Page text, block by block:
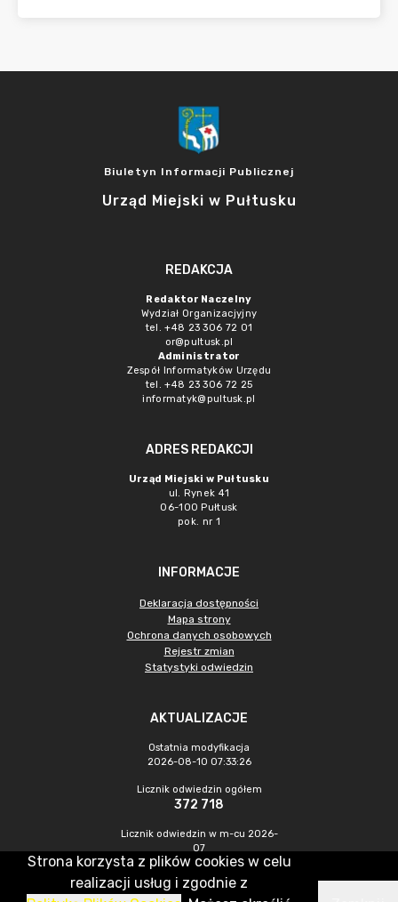
Biuletyn Informacji Publicznej
Urząd Miejski w Pułtusku
REDAKCJA
Redaktor Naczelny
Wydział Organizacjyjny
tel. +48 23 306 72 01
or@pultusk.pl
Administrator
Zespół Informatyków Urzędu
tel. +48 23 306 72 25
informatyk@pultusk.pl
ADRES REDAKCJI
Urząd Miejski w Pułtusku
ul. Rynek 41
06-100 Pułtusk
pok. nr 1
INFORMACJE
Deklaracja dostępności
Mapa strony
Ochrona danych osobowych
Rejestr zmian
Statystyki odwiedzin
AKTUALIZACJE
Ostatnia modyfikacja
2026-08-10 07:33:26
Licznik odwiedzin ogółem
372 718
Licznik odwiedzin w m-cu 2026-
07
1 422
Strona korzysta z plików cookies w celu
realizacji usług i zgodnie z